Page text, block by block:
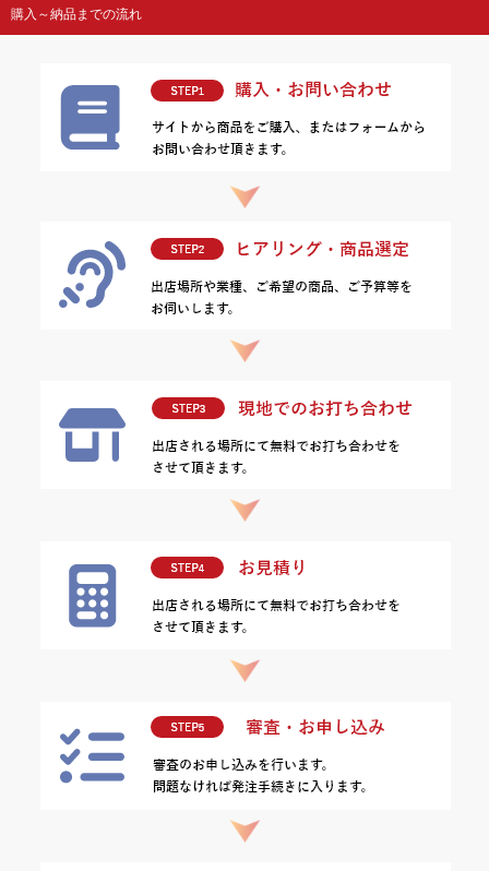
購入～納品までの流れ